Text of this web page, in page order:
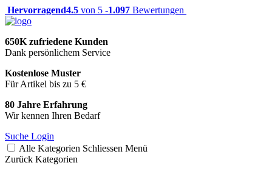
Hervorragend4.5 von 5 -1.097 Bewertungen
650K zufriedene Kunden
Dank persönlichem Service
Kostenlose Muster
Für Artikel bis zu 5 €
80 Jahre Erfahrung
Wir kennen Ihren Bedarf
Suche Login
Alle Kategorien Schliessen Menü
Zurück Kategorien